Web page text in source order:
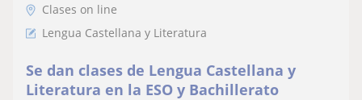
Clases on line
Lengua Castellana y Literatura
Se dan clases de Lengua Castellana y
Literatura en la ESO y Bachillerato